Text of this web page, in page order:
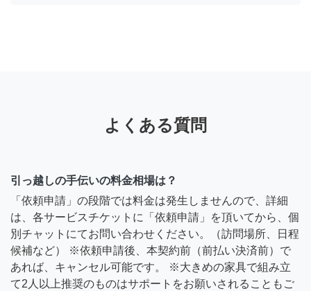
よくある質問
引っ越しの手伝いの料金相場は？
「依頼申請」の段階では料金は発生しませんので、詳細
は、各サービスチケットに「依頼申請」を頂いてから、個
別チャットにてお問い合わせください。（訪問場所、日程
候補など） ※依頼申請後、本契約前（前払い決済前）で
あれば、キャンセル可能です。 ※大きめの家具で組み立
て2人以上推奨のものはサポートをお願いされることもご